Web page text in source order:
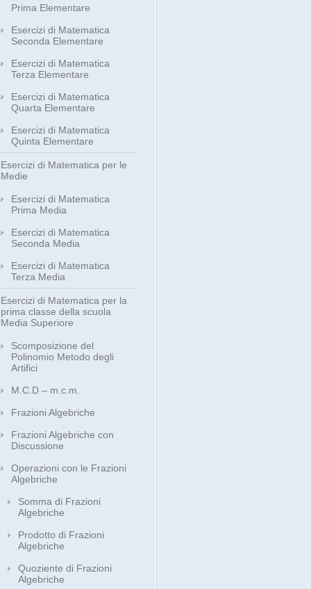
Prima Elementare
Esercizi di Matematica
Seconda Elementare
Esercizi di Matematica
Terza Elementare
Esercizi di Matematica
Quarta Elementare
Esercizi di Matematica
Quinta Elementare
Esercizi di Matematica per le
Medie
Esercizi di Matematica
Prima Media
Esercizi di Matematica
Seconda Media
Esercizi di Matematica
Terza Media
Esercizi di Matematica per la
prima classe della scuola
Media Superiore
Scomposizione del
Polinomio Metodo degli
Artifici
M.C.D – m.c.m.
Frazioni Algebriche
Frazioni Algebriche con
Discussione
Operazioni con le Frazioni
Algebriche
Somma di Frazioni
Algebriche
Prodotto di Frazioni
Algebriche
Quoziente di Frazioni
Algebriche